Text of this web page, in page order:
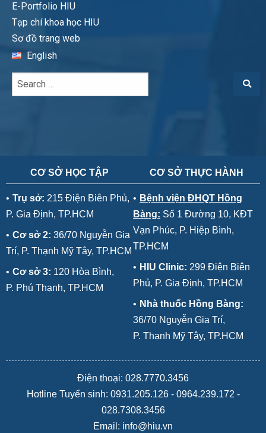
E-Portfolio HIU
Tạp chí khoa học HIU
Sơ đồ trang web
English
CƠ SỞ HỌC TẬP
• Trụ sở: 215 Điện Biên Phủ,
P. Gia Định, TP.HCM
• Cơ sở 2: 36/70 Nguyễn Gia
Trí, P. Thạnh Mỹ Tây, TP.HCM
• Cơ sở 3: 120 Hòa Bình,
P. Phú Thạnh, TP.HCM
CƠ SỞ THỰC HÀNH
• Bệnh viện ĐHQT Hồng
Bàng: Số 1 Đường 10, KĐT
Vạn Phúc, P. Hiệp Bình,
TP.HCM
• HIU Clinic: 299 Điện Biên
Phủ, P. Gia Định, TP.HCM
• Nhà thuốc Hồng Bàng:
36/70 Nguyễn Gia Trí,
P. Thạnh Mỹ Tây, TP.HCM
Điện thoại: 028.7770.3456
Hotline Tuyển sinh: 0931.205.126- 0964.239.172 -
028.7308.3456
Email: info@hiu.vn